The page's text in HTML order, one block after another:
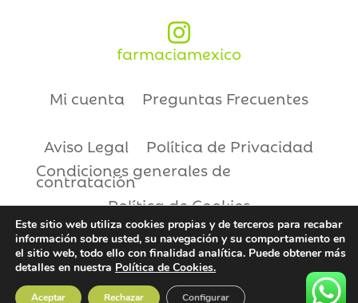

farmaciamexico
Mi cuenta Preguntas Frecuentes
Aviso Legal
Política de Privacidad
Condiciones generales de
contratación
Política de Cookies
Copyright © 2021 | Farmacia México
Este sitio web utiliza cookies propias y de terceros para recabar
información sobre usted, su navegación y su comportamiento en
el sitio web, todo ello con finalidad analítica. Puede obtener más
detalles en nuestra Política de Cookies.
Aceptar Rechazar Configurar